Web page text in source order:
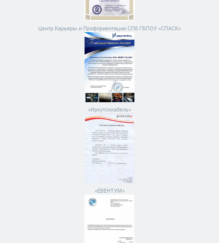
Центр Карьеры и Профориентации СПб ГБПОУ «СПАСК»
«Иркутсккабель»
«ЕВЕНТУМ»